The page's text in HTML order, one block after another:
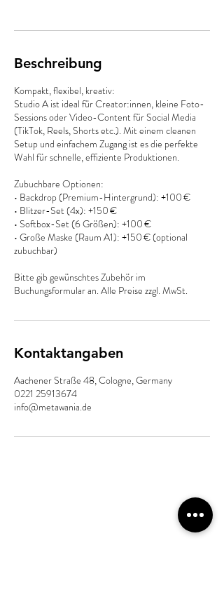
Beschreibung
Kompakt, flexibel, kreativ:
Studio A ist ideal für Creator:innen, kleine Foto-
Sessions oder Video-Content für Social Media
(TikTok, Reels, Shorts etc.). Mit einem cleanen
Setup und einfachem Zugang ist es die perfekte
Wahl für schnelle, effiziente Produktionen.
Zubuchbare Optionen:
• Backdrop (Premium-Hintergrund): +100 €
• Blitzer-Set (4x): +150 €
• Softbox-Set (6 Größen): +100 €
• Große Maske (Raum A1): +150 € (optional
zubuchbar)
Bitte gib gewünschtes Zubehör im
Buchungsformular an. Alle Preise zzgl. MwSt.
Kontaktangaben
Aachener Straße 48, Cologne, Germany
0221 25913674
info@metawania.de